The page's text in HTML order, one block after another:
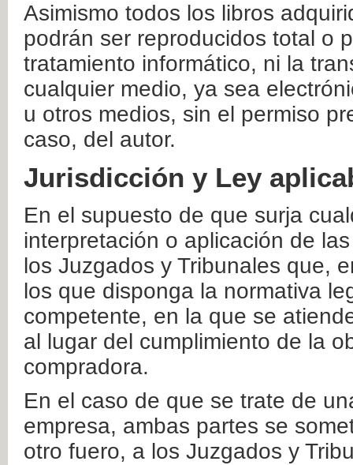
Asimismo todos los libros
podrán ser reproducidos total o
tratamiento informático, ni la
cualquier medio, ya sea
u otros medios, sin el permiso
caso, del autor.
Jurisdicción y Ley
En el supuesto de que surja
interpretación o aplicación de
los Juzgados y Tribunales que,
los que disponga la normativa
competente, en la que se
al lugar del cumplimiento de la
compradora.
En el caso de que se trate de
empresa, ambas partes se
otro fuero, a los Juzgados y